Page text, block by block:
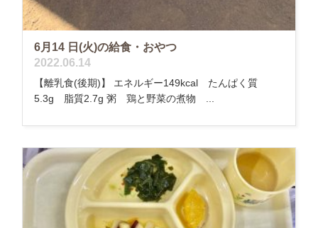
6月14 日(火)の給食・おやつ
2022.06.14
【離乳食(後期)】 エネルギー149kcal たんぱく質
5.3g 脂質2.7g 粥 鶏と野菜の煮物 ...